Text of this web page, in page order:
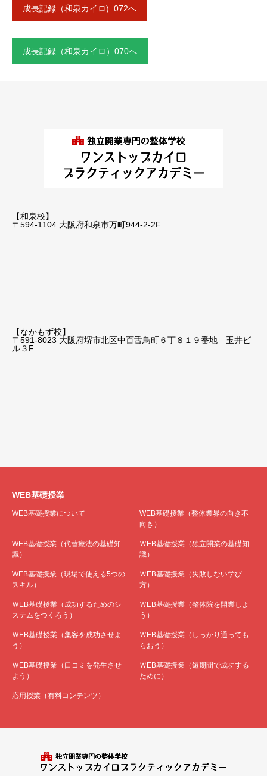
成長記録（和泉カイロ) 072へ
成長記録（和泉カイロ）070へ
【和泉校】
〒594-1104 大阪府和泉市万町944-2-2F
【なかもず校】
〒591-8023 大阪府堺市北区中百舌鳥町６丁８１９番地 玉井ビ
ル３F
WEB基礎授業
WEB基礎授業について
WEB基礎授業（整体業界の向き不
向き）
WEB基礎授業（代替療法の基礎知
識）
ＷEB基礎授業（独立開業の基礎知
識）
WEB基礎授業（現場で使える5つの
スキル）
ＷEB基礎授業（失敗しない学び
方）
ＷEB基礎授業（成功するためのシ
ステムをつくろう）
ＷEB基礎授業（整体院を開業しよ
う）
ＷEB基礎授業（集客を成功させよ
う）
ＷEB基礎授業（しっかり通っても
らおう）
ＷEB基礎授業（口コミを発生させ
よう）
ＷEB基礎授業（短期間で成功する
ために）
応用授業（有料コンテンツ）